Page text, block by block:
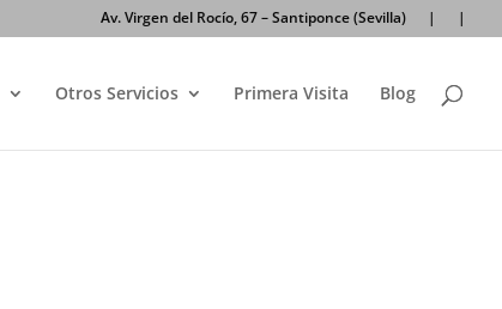
Av. Virgen del Rocío, 67 – Santiponce (Sevilla) | |
Otros Servicios Primera Visita Blog